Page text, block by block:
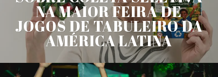
NA MAIOR FEIRA DE
JOGOS DE TABULEIRO DA
AMÉRICA LATINA